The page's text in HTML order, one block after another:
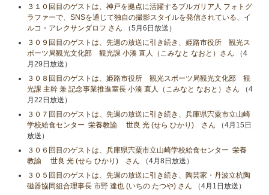
３１０回目のゲストは、神戸を拠点に活躍するブルガリア人 フォトグ
ラファーで、SNSを通じて独自の撮影スタイルを発信されている、イ
ルコ・アレクサンダロフ さん （5月6日放送）
３０９回目のゲストは、先週の放送に引き続き、姫路市役所 観光ス
ポーツ局観光文化部 観光課 小湊 直人（こみなと なおと）さん （4
月29日放送）
３０８回目のゲストは、姫路市役所 観光スポーツ局観光文化部 観
光課 主幹 兼 記念事業推進室長 小湊 直人（こみなと なおと）さん （4
月22日放送）
３０７回目のゲストは、先週の放送に引き続き、兵庫県宍粟市立山崎
学校給食センター 栄養教諭 世良 光 (せら ひかり) さん （4月15日
放送）
３０６回目のゲストは、兵庫県宍粟市立山崎学校給食センター 栄養
教諭 世良 光 (せら ひかり) さん （4月8日放送）
３０５回目のゲストは、先週の放送に引き続き、陶芸家・丹波立杭陶
磁器協同組合理事長 市野 達也 (いちの たつや) さん （4月1日放送）